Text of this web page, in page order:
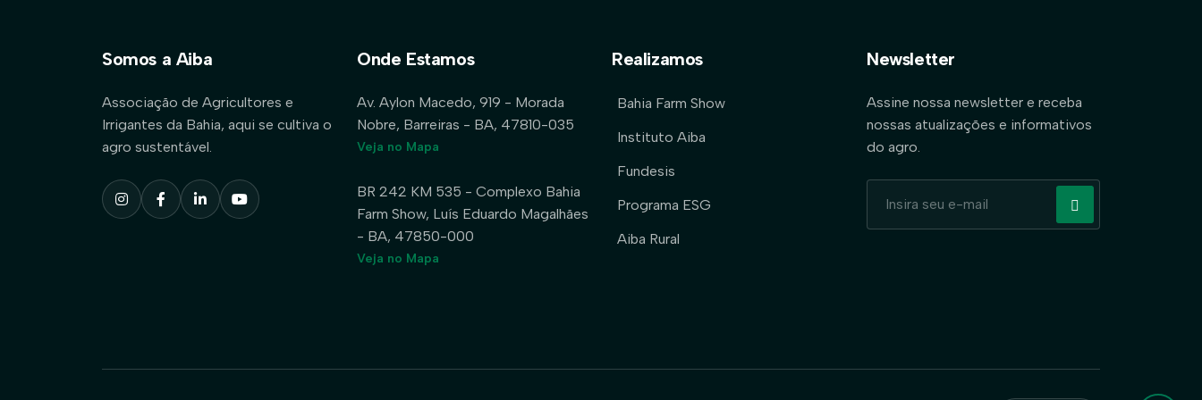
Somos a Aiba
Associação de Agricultores e
Irrigantes da Bahia, aqui se cultiva o
agro sustentável.
Onde Estamos
Av. Aylon Macedo, 919 - Morada
Nobre, Barreiras - BA, 47810-035
Veja no Mapa
BR 242 KM 535 - Complexo Bahia
Farm Show, Luís Eduardo Magalhães
- BA, 47850-000
Veja no Mapa
Realizamos
Bahia Farm Show
Instituto Aiba
Fundesis
Programa ESG
Aiba Rural
Newsletter
Assine nossa newsletter e receba
nossas atualizações e informativos
do agro.